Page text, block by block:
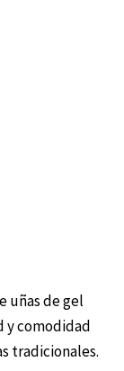
uñas de gel
y comodidad
tradicionales.